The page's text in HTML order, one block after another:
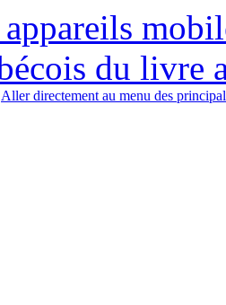
du livre
Aller directement au menu des